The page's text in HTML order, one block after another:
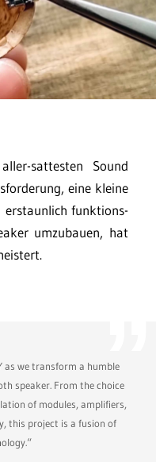
sattesten Sound
eine kleine
erstaunlich funktions-
umzubauen, hat
as we transform a humble
speaker. From the choice
of modules, amplifiers,
this project is a fusion of